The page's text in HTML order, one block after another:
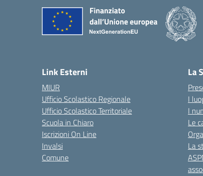
Link Esterni
MIUR
Ufficio Scolastico Regionale
Ufficio Scolastico Territoriale
Scuola in Chiaro
Iscrizioni On Line
Invalsi
Comune
La
I
I
Le
La